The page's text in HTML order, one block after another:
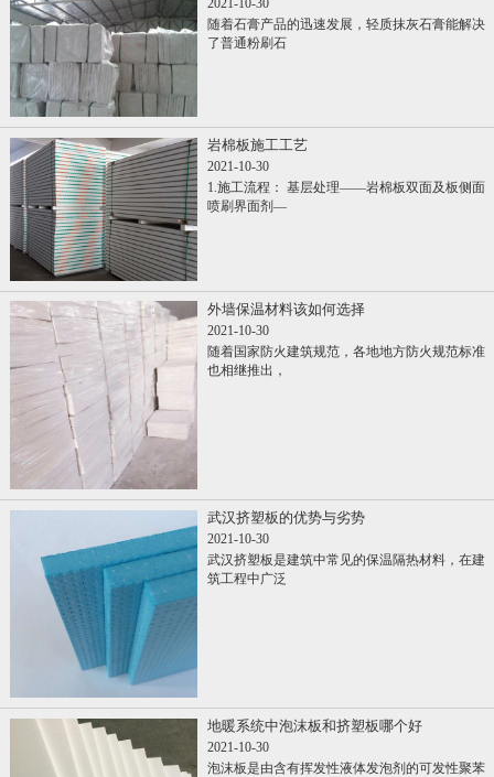
随着石膏产品的迅速发展，轻质抹灰石膏能解决
了普通粉刷石
岩棉板施工工艺
2021-10-30
1.施工流程： 基层处理——岩棉板双面及板侧面
喷刷界面剂—
外墙保温材料该如何选择
2021-10-30
随着国家防火建筑规范，各地地方防火规范标准
也相继推出，
武汉挤塑板的优势与劣势
2021-10-30
武汉挤塑板是建筑中常见的保温隔热材料，在建
筑工程中广泛
地暖系统中泡沫板和挤塑板哪个好
2021-10-30
泡沫板是由含有挥发性液体发泡剂的可发性聚苯